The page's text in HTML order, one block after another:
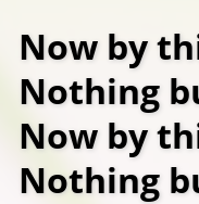
Now by
Nothing
Now by
Nothing